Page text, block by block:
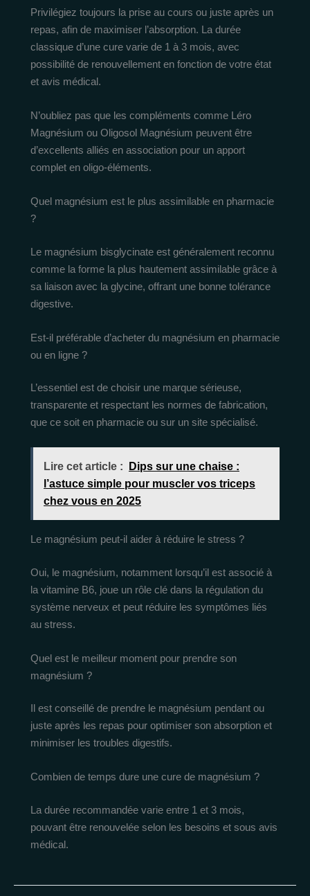
Privilégiez toujours la prise au cours ou juste après un
repas, afin de maximiser l’absorption. La durée
classique d’une cure varie de 1 à 3 mois, avec
possibilité de renouvellement en fonction de votre état
et avis médical.
N’oubliez pas que les compléments comme Léro
Magnésium ou Oligosol Magnésium peuvent être
d’excellents alliés en association pour un apport
complet en oligo-éléments.
Quel magnésium est le plus assimilable en pharmacie
?
Le magnésium bisglycinate est généralement reconnu
comme la forme la plus hautement assimilable grâce à
sa liaison avec la glycine, offrant une bonne tolérance
digestive.
Est-il préférable d’acheter du magnésium en pharmacie
ou en ligne ?
L’essentiel est de choisir une marque sérieuse,
transparente et respectant les normes de fabrication,
que ce soit en pharmacie ou sur un site spécialisé.
Lire cet article :
Dips sur une chaise :
l’astuce simple pour muscler vos triceps
chez vous en 2025
Le magnésium peut-il aider à réduire le stress ?
Oui, le magnésium, notamment lorsqu’il est associé à
la vitamine B6, joue un rôle clé dans la régulation du
système nerveux et peut réduire les symptômes liés
au stress.
Quel est le meilleur moment pour prendre son
magnésium ?
Il est conseillé de prendre le magnésium pendant ou
juste après les repas pour optimiser son absorption et
minimiser les troubles digestifs.
Combien de temps dure une cure de magnésium ?
La durée recommandée varie entre 1 et 3 mois,
pouvant être renouvelée selon les besoins et sous avis
médical.